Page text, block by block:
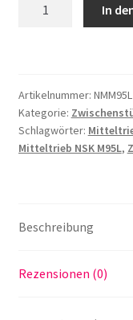
S-
Max
M95L
In
Artikelnummer: NMM95L
Kategorie:
Schlagwörter:
Mitteltrieb NSK M95L,
Beschreibung
Rezensionen (0)